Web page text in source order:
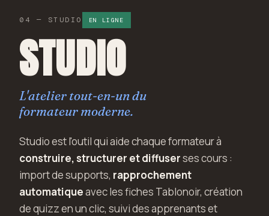
04 — STUDIO EN LIGNE
STUDIO
L'atelier tout-en-un du
formateur moderne.
Studio est l'outil qui aide chaque formateur à
construire, structurer et diffuserses cours :
import de supports, rapprochement
automatiqueavec les fiches Tablonoir, création
de quizz en un clic, suivi des apprenants et